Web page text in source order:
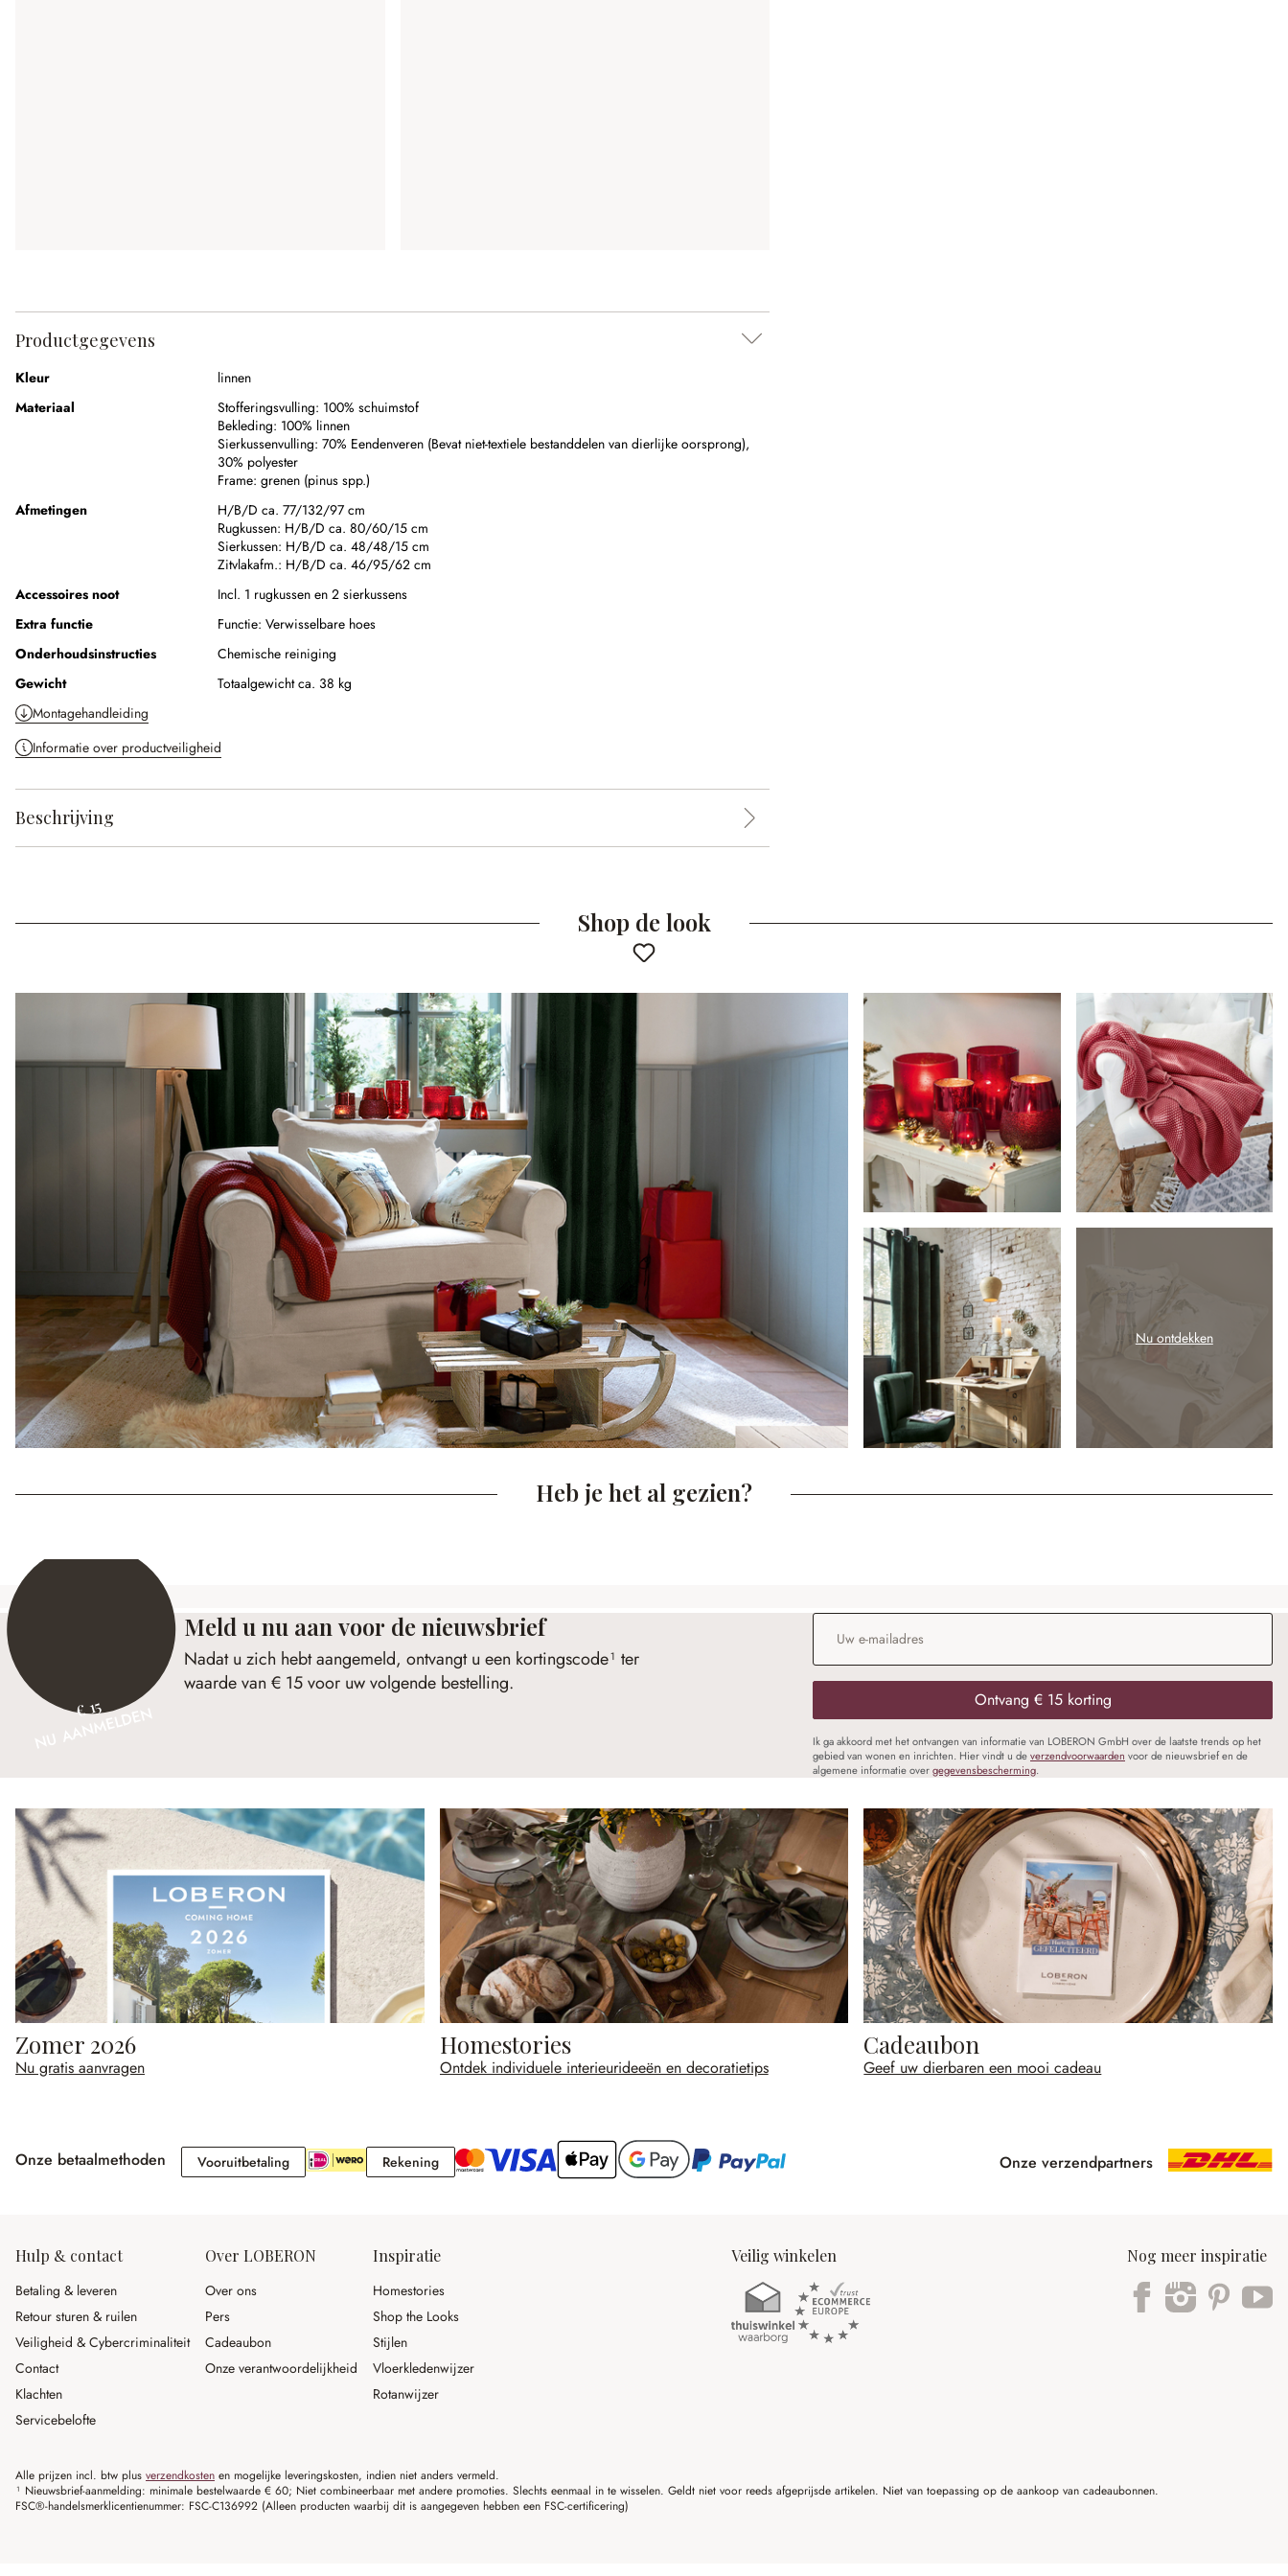
Productgegevens
Kleur
linnen
Materiaal
Stofferingsvulling: 100% schuimstof
Bekleding: 100% linnen
Sierkussenvulling: 70% Eendenveren (Bevat niet-textiele bestanddelen van dierlijke oorsprong),
30% polyester
Frame: grenen (pinus spp.)
Afmetingen
H/B/D ca. 77/132/97 cm
Rugkussen: H/B/D ca. 80/60/15 cm
Sierkussen: H/B/D ca. 48/48/15 cm
Zitvlakafm.: H/B/D ca. 46/95/62 cm
Accessoires noot
Incl. 1 rugkussen en 2 sierkussens
Extra functie
Functie: Verwisselbare hoes
Onderhoudsinstructies
Chemische reiniging
Gewicht
Totaalgewicht ca. 38 kg
Montagehandleiding
Informatie over productveiligheid
Beschrijving
Shop de look
Nu ontdekken
Heb je het al gezien?
€ 15
NU AANMELDEN
Meld u nu aan voor de nieuwsbrief
Nadat u zich hebt aangemeld, ontvangt u een kortingscode¹ ter
waarde van € 15 voor uw volgende bestelling.
E-mailadres
Ontvang € 15 korting
Ik ga akkoord met het ontvangen van informatie van LOBERON GmbH over de laatste trends op het
gebied van wonen en inrichten. Hier vindt u deverzendvoorwaarden voor de nieuwsbrief en de
algemene informatie overgegevensbescherming.
Zomer 2026
Nu gratis aanvragen
Homestories
Ontdek individuele interieurideeën en decoratietips
Cadeaubon
Geef uw dierbaren een mooi cadeau
Onze betaalmethoden VooruitbetalingVooruitbetaling RekeningRekening Onze verzendpartners
Hulp & contact
Betaling & leveren
Retour sturen & ruilen
Veiligheid & Cybercriminaliteit
Contact
Klachten
Servicebelofte
Over LOBERON
Over ons
Pers
Cadeaubon
Onze verantwoordelijkheid
Inspiratie
Homestories
Shop the Looks
Stijlen
Vloerkledenwijzer
Rotanwijzer
Veilig winkelen Nog meer inspiratie
Alle prijzen incl. btw plus verzendkosten en mogelijke leveringskosten, indien niet anders vermeld.
¹ Nieuwsbrief-aanmelding: minimale bestelwaarde € 60; Niet combineerbaar met andere promoties. Slechts eenmaal in te wisselen. Geldt niet voor reeds afgeprijsde artikelen. Niet van toepassing op de aankoop van cadeaubonnen.
FSC®-handelsmerklicentienummer: FSC-C136992 (Alleen producten waarbij dit is aangegeven hebben een FSC-certificering)